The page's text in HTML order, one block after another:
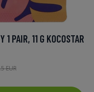
PAIR, 11 G KOCOSTAR
EUR